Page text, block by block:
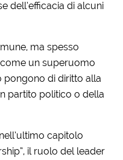
dell’efficacia di alcuni
ma spesso
un superuomo
pongono di diritto alla
partito politico o della
capitolo
il ruolo del leader